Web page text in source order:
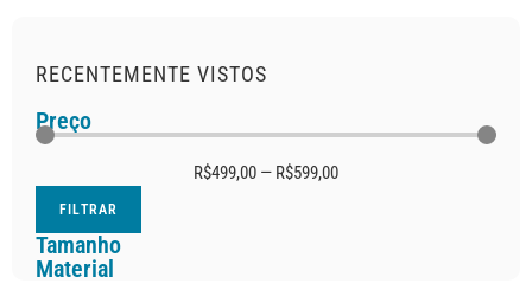
RECENTEMENTE VISTOS
Preço
R$499,00 — R$599,00
FILTRAR
Tamanho
Material